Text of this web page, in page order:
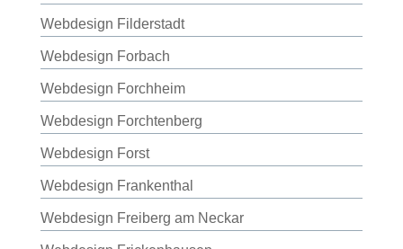
Webdesign Filderstadt
Webdesign Forbach
Webdesign Forchheim
Webdesign Forchtenberg
Webdesign Forst
Webdesign Frankenthal
Webdesign Freiberg am Neckar